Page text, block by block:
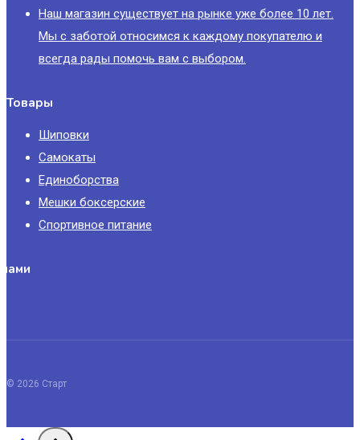
Наш магазин существует на рынке уже более 10 лет.
Мы с заботой относимся к каждому покупателю и
всегда рады помочь вам с выбором.
Товары
Шиповки
Самокаты
Единоборства
Мешки боксерские
Спортивное питание
© 2026 Старт